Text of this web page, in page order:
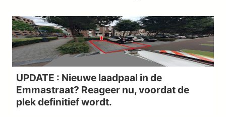
UPDATE : Nieuwe laadpaal in de
Emmastraat? Reageer nu, voordat de
plek definitief wordt.